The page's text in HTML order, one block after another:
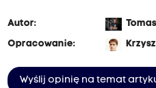
Autor:
Opracowanie:
Wyślij opinię na temat